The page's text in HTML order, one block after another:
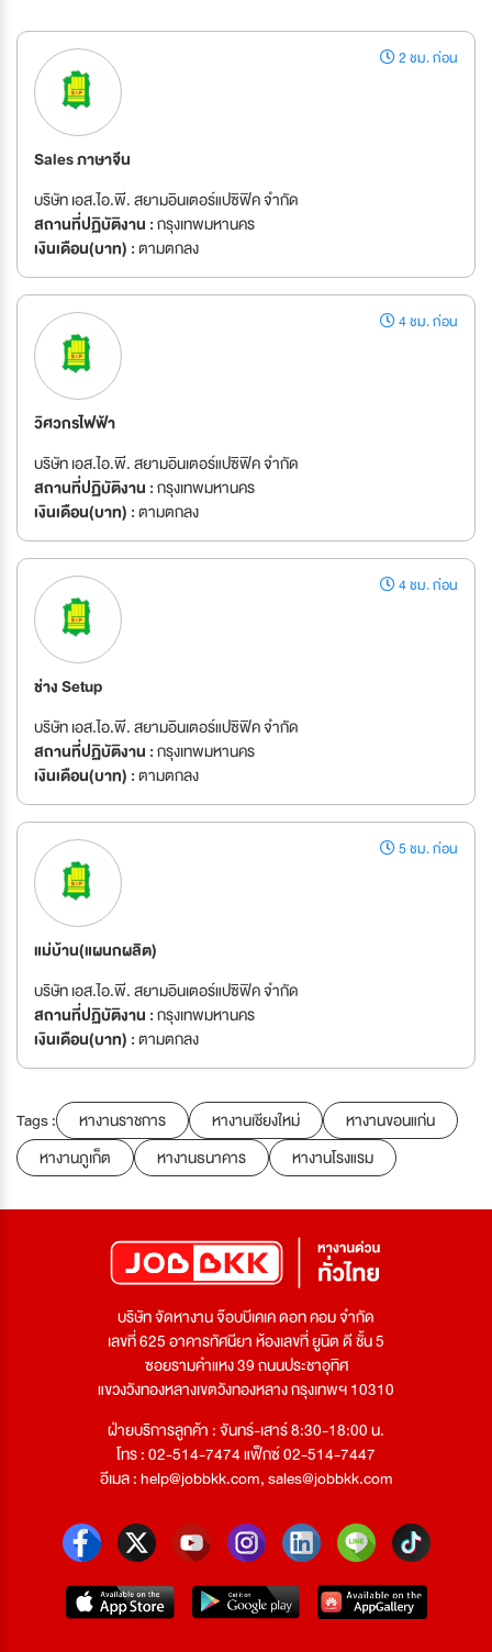
2 ชม. ก่อน
Sales ภาษาจีน
บริษัท เอส.ไอ.พี. สยามอินเตอร์แปซิฟิค จำกัด
สถานที่ปฏิบัติงาน :กรุงเทพมหานคร
เงินเดือน(บาท) :ตามตกลง
4 ชม. ก่อน
วิศวกรไฟฟ้า
บริษัท เอส.ไอ.พี. สยามอินเตอร์แปซิฟิค จำกัด
สถานที่ปฏิบัติงาน :กรุงเทพมหานคร
เงินเดือน(บาท) :ตามตกลง
4 ชม. ก่อน
ช่าง Setup
บริษัท เอส.ไอ.พี. สยามอินเตอร์แปซิฟิค จำกัด
สถานที่ปฏิบัติงาน :กรุงเทพมหานคร
เงินเดือน(บาท) :ตามตกลง
5 ชม. ก่อน
แม่บ้าน(แผนกผลิต)
บริษัท เอส.ไอ.พี. สยามอินเตอร์แปซิฟิค จำกัด
สถานที่ปฏิบัติงาน :กรุงเทพมหานคร
เงินเดือน(บาท) :ตามตกลง
Tags : หางานราชการ หางานเชียงใหม่
หางานขอนแก่น
หางานภูเก็ต
หางานธนาคาร หางานโรงแรม
บริษัท จัดหางาน จ๊อบบีเคเค ดอท คอม จำกัด
เลขที่ 625 อาคารทัศนียา ห้องเลขที่ ยูนิต ดี ชั้น 5
ซอยรามคำแหง 39 ถนนประชาอุทิศ
แขวงวังทองหลางเขตวังทองหลาง กรุงเทพฯ 10310
ฝ่ายบริการลูกค้า : จันทร์-เสาร์ 8:30-18:00 น.
โทร : 02-514-7474 แฟ็กซ์ 02-514-7447
อีเมล :help@jobbkk.com,sales@jobbkk.com